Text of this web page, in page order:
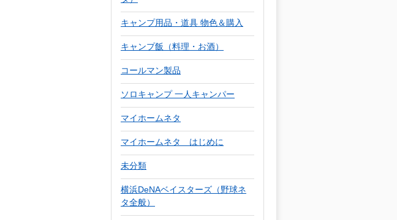
キャンプ用品・道具 物色＆購入
キャンプ飯（料理・お酒）
コールマン製品
ソロキャンプ 一人キャンパー
マイホームネタ
マイホームネタ はじめに
未分類
横浜DeNAベイスターズ（野球ネ
タ全般）